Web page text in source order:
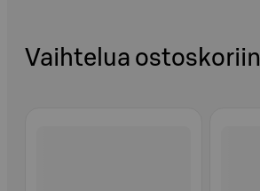
Vaihtelua ostoskoriin